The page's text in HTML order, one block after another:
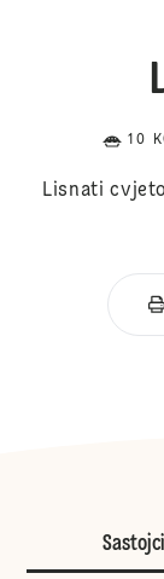
10
Lisnati
Sastojci